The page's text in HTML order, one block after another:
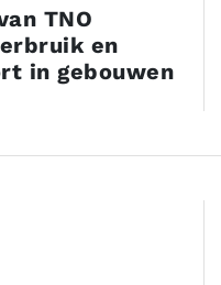
TNO
en
in gebouwen